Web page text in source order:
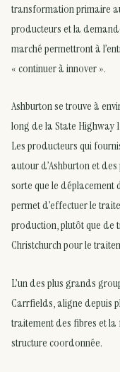
transformation primaire
producteurs et la
marché permettront à
« continuer à innover ».
Ashburton se trouve à
long de la State Highway
Les producteurs qui
autour d’Ashburton et
sorte que le
permet d’effectuer le
production, plutôt que de
Christchurch pour le
L’un des plus grands
Carrfields, aligne depuis
traitement des fibres et la
structure coordonnée.